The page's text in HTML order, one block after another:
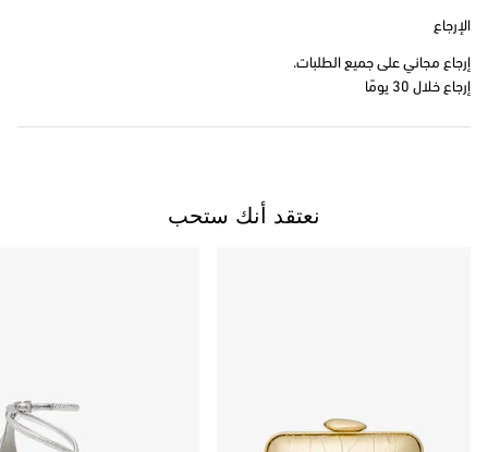
الإرجاع
إرجاع مجاني على جميع الطلبات.
إرجاع خلال 30 يومًا
نعتقد أنك ستحب